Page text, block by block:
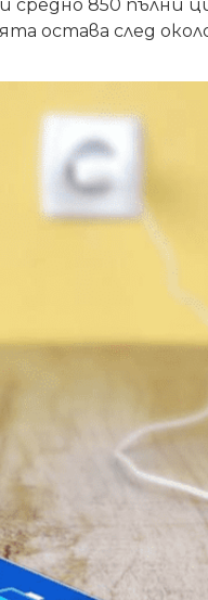
850 пълни
остава след